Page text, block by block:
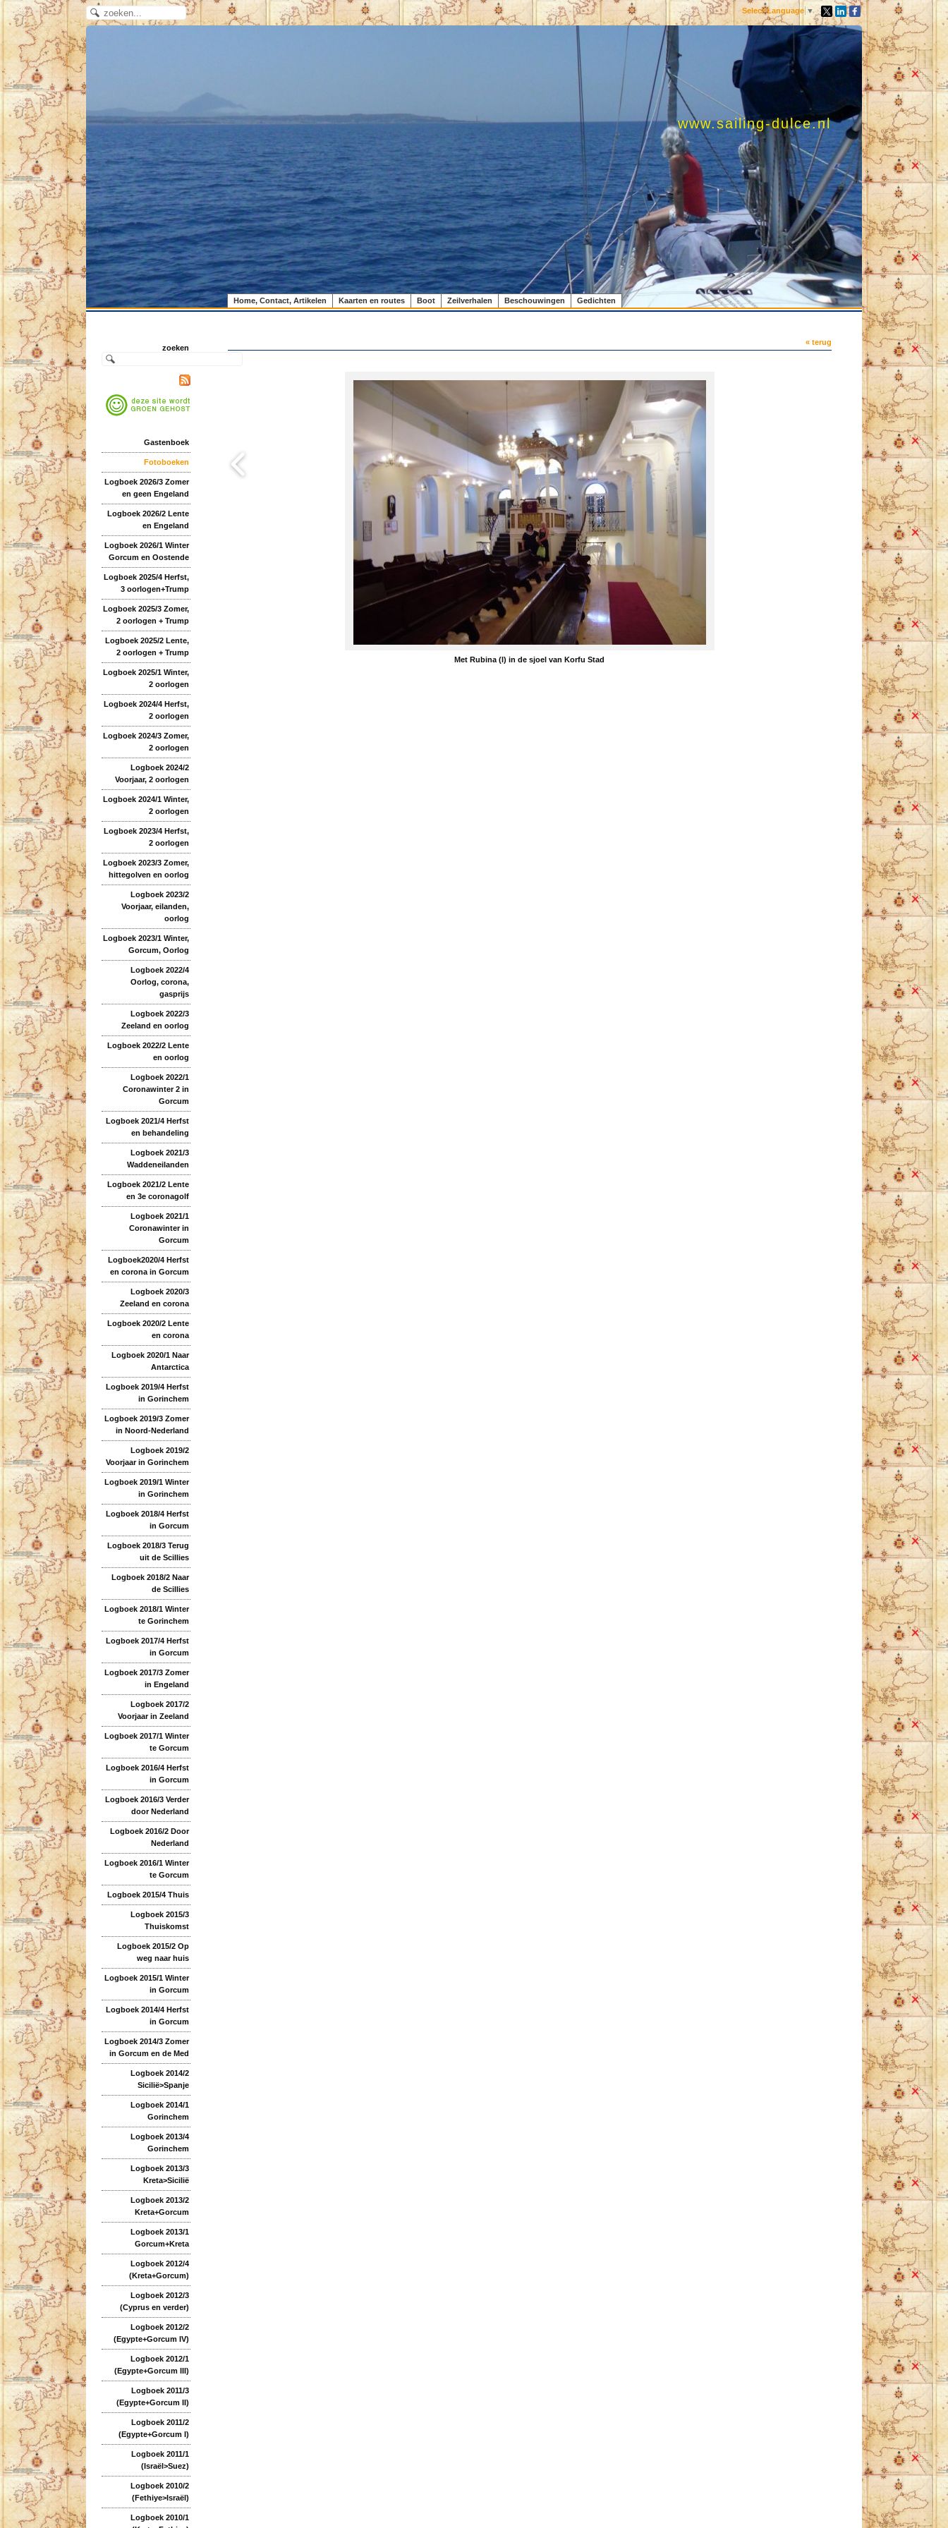
Select Language ▼
www.sailing-dulce.nl
Home, Contact, Artikelen Kaarten en routes Boot Zeilverhalen Beschouwingen Gedichten
zoeken
Gastenboek
Fotoboeken
Logboek 2026/3 Zomer
en geen Engeland
Logboek 2026/2 Lente
en Engeland
Logboek 2026/1 Winter
Gorcum en Oostende
Logboek 2025/4 Herfst,
3 oorlogen+Trump
Logboek 2025/3 Zomer,
2 oorlogen + Trump
Logboek 2025/2 Lente,
2 oorlogen + Trump
Logboek 2025/1 Winter,
2 oorlogen
Logboek 2024/4 Herfst,
2 oorlogen
Logboek 2024/3 Zomer,
2 oorlogen
Logboek 2024/2
Voorjaar, 2 oorlogen
Logboek 2024/1 Winter,
2 oorlogen
Logboek 2023/4 Herfst,
2 oorlogen
Logboek 2023/3 Zomer,
hittegolven en oorlog
Logboek 2023/2
Voorjaar, eilanden,
oorlog
Logboek 2023/1 Winter,
Gorcum, Oorlog
Logboek 2022/4
Oorlog, corona,
gasprijs
Logboek 2022/3
Zeeland en oorlog
Logboek 2022/2 Lente
en oorlog
Logboek 2022/1
Coronawinter 2 in
Gorcum
Logboek 2021/4 Herfst
en behandeling
Logboek 2021/3
Waddeneilanden
Logboek 2021/2 Lente
en 3e coronagolf
Logboek 2021/1
Coronawinter in
Gorcum
Logboek2020/4 Herfst
en corona in Gorcum
Logboek 2020/3
Zeeland en corona
Logboek 2020/2 Lente
en corona
Logboek 2020/1 Naar
Antarctica
Logboek 2019/4 Herfst
in Gorinchem
Logboek 2019/3 Zomer
in Noord-Nederland
Logboek 2019/2
Voorjaar in Gorinchem
Logboek 2019/1 Winter
in Gorinchem
Logboek 2018/4 Herfst
in Gorcum
Logboek 2018/3 Terug
uit de Scillies
Logboek 2018/2 Naar
de Scillies
Logboek 2018/1 Winter
te Gorinchem
Logboek 2017/4 Herfst
in Gorcum
Logboek 2017/3 Zomer
in Engeland
Logboek 2017/2
Voorjaar in Zeeland
Logboek 2017/1 Winter
te Gorcum
Logboek 2016/4 Herfst
in Gorcum
Logboek 2016/3 Verder
door Nederland
Logboek 2016/2 Door
Nederland
Logboek 2016/1 Winter
te Gorcum
Logboek 2015/4 Thuis
Logboek 2015/3
Thuiskomst
Logboek 2015/2 Op
weg naar huis
Logboek 2015/1 Winter
in Gorcum
Logboek 2014/4 Herfst
in Gorcum
Logboek 2014/3 Zomer
in Gorcum en de Med
Logboek 2014/2
Sicilië>Spanje
Logboek 2014/1
Gorinchem
Logboek 2013/4
Gorinchem
Logboek 2013/3
Kreta>Sicilië
Logboek 2013/2
Kreta+Gorcum
Logboek 2013/1
Gorcum+Kreta
Logboek 2012/4
(Kreta+Gorcum)
Logboek 2012/3
(Cyprus en verder)
Logboek 2012/2
(Egypte+Gorcum IV)
Logboek 2012/1
(Egypte+Gorcum III)
Logboek 2011/3
(Egypte+Gorcum II)
Logboek 2011/2
(Egypte+Gorcum I)
Logboek 2011/1
(Israël>Suez)
Logboek 2010/2
(Fethiye>Israël)
Logboek 2010/1
« terug
Met Rubina (l) in de sjoel van Korfu Stad